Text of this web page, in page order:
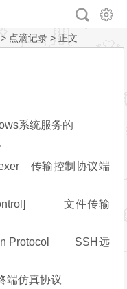
> 点滴记录 > 正文
系统服务的
传输控制协议端
文件传输
Protocol SSH远
真协议